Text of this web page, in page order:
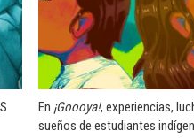
En ¡Goooya!, experiencias,
sueños de estudiantes